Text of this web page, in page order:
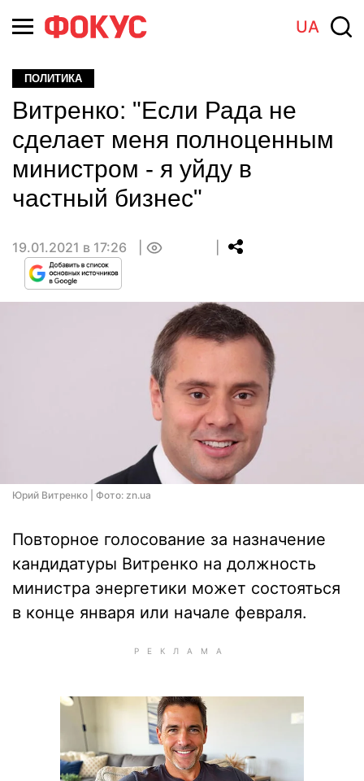
UA
ПОЛИТИКА
Витренко: "Если Рада не
сделает меня полноценным
министром - я уйду в
частный бизнес"
19.01.2021 в 17:26
Юрий Витренко | Фото: zn.ua
Повторное голосование за назначение
кандидатуры Витренко на должность
министра энергетики может состояться
в конце января или начале февраля.